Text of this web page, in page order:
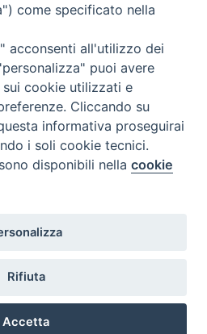
| piazza Grimoldi, 5
solo con permesso.
come specificato nella
acconsenti all'utilizzo dei
puoi avere
cookie utilizzati e
Cliccando su
informativa proseguirai
i soli cookie tecnici.
disponibili nellacookie
Rifiuta
Accetta